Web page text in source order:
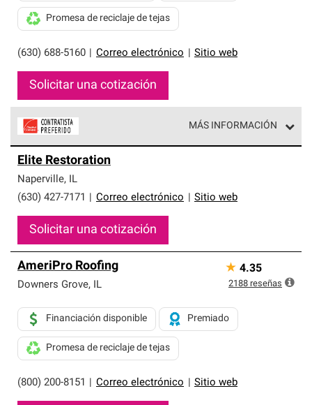
(630) 688-5160 Correo electrónico Sitio web
Promesa de reciclaje de tejas
Solicitar una cotización
MÁS INFORMACIÓN
parte de una red exclusiva de profesionales de techos
que cumplen con altos estándares y requisitos estrictos
de profesionalismo y confiabilidad.
Elite Restoration
Naperville, IL
(630) 427-7171
Correo electrónico Sitio web
Solicitar una cotización
AmeriPro Roofing
Downers Grove, IL
(800) 200-8151 Correo electrónico Sitio web
Financiación disponible Premiado
Promesa de reciclaje de tejas
★ 4.35
2188 reseñas